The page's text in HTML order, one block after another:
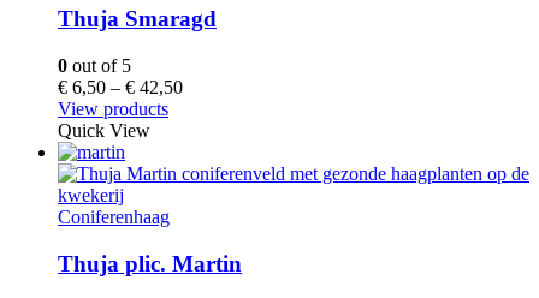
Thuja Smaragd
0 out of 5
€ 6,50 – € 42,50
View products
Quick View
Coniferenhaag
Thuja plic. Martin